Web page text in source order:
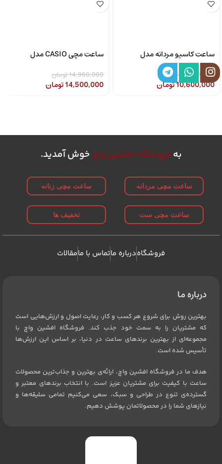
ساعت کاسیو مردانه مدل
MTP-1308D-2AVDF
10,890,000 تومان
10,600,000تومان
ساعت مچی CASIO مدل
14,960,000تومان
14,500,000تومان
به فروشگاه افشین واچخوش آمدید.
ساعت مچی مردانه ساعت مچی زنانه
ساعت مچی ست تخفیف ها
فروشگاهدرباره ماتماس با مامقالات
درباره ما
بهترین روش برای شروع هر کسب و کار، رعایت اصول و ارزش‌هایی است
که مشتریان را به سمت خود جذب کند. فروشگاه افشین واچ با
مجموعه‌ای از بهترین برندهای ساعت در دنیا، بر اساس این ارزش‌ها
تأسیس شده است.
هدف ما در فروشگاه افشین واچ، ارائه‌ی بهترین و جذاب‌ترین محصولات
ساعت با کیفیت برای مشتریان عزیز است. با انتخاب برندهای معتبر و
گسترده‌ی تنوع در طراحی و سبک، سعی می‌کنیم تمامی سلیقه‌ها و
نیازهای شما را در محصولاتمان پوشش دهیم.